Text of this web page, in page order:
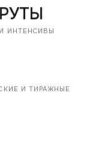
ИНТЕНСИВЫ
И ТИРАЖНЫЕ